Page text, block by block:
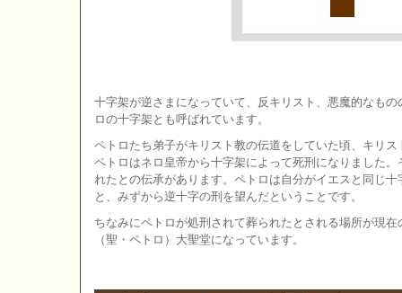
十字架が逆さまになっていて、反キリスト、悪魔的なも
ロの十字架とも呼ばれています。
ペトロたち弟子がキリスト教の伝道をしていた頃、キリス
ペトロはネロ皇帝から十字架によって死刑になりました
れたとの伝承があります。ペトロは自分がイエスと同じ
と、みずから逆十字の刑を望んだということです。
ちなみにペトロが処刑されて葬られたとされる場所が現
（聖・ペトロ）大聖堂になっています。